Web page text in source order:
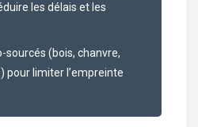
les délais et les
sourcés (bois, chanvre,
pour limiter l’empreinte